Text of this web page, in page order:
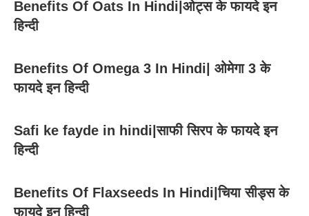
Benefits Of Oats In Hindi|ओट्स के फायदे इन
हिन्दी
Benefits Of Omega 3 In Hindi| ओमेगा 3 के
फायदे इन हिन्दी
Safi ke fayde in hindi|साफी सिरप के फायदे इन
हिन्दी
Benefits Of Flaxseeds In Hindi|चिया सीड्स के
फायदे इन हिन्दी